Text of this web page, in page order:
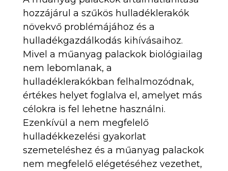
hozzájárul a szűkös hulladéklerakók
növekvő problémájához és a
hulladékgazdálkodás kihívásaihoz.
Mivel a műanyag palackok biológiailag
nem lebomlanak, a
hulladéklerakókban felhalmozódnak,
értékes helyet foglalva el, amelyet más
célokra is fel lehetne használni.
Ezenkívül a nem megfelelő
hulladékkezelési gyakorlat
szemeteléshez és a műanyag palackok
nem megfelelő elégetéséhez vezethet,